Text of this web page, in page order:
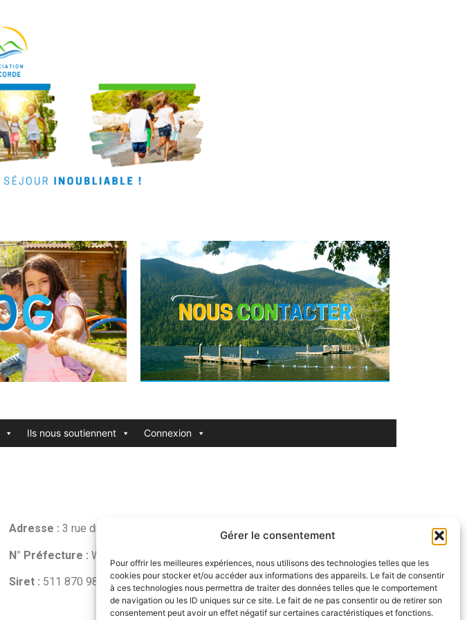
Gérer le consentement
Pour offrir les meilleures expériences, nous utilisons des technologies telles que les
cookies pour stocker et/ou accéder aux informations des appareils. Le fait de consentir
à ces technologies nous permettra de traiter des données telles que le comportement
de navigation ou les ID uniques sur ce site. Le fait de ne pas consentir ou de retirer son
consentement peut avoir un effet négatif sur certaines caractéristiques et fonctions.
Ils nous soutiennent Connexion
Adresse : 3 rue du forage – 59320 EMMERIN.
N° Préfecture : W595013276
Siret : 511 870 982 00028